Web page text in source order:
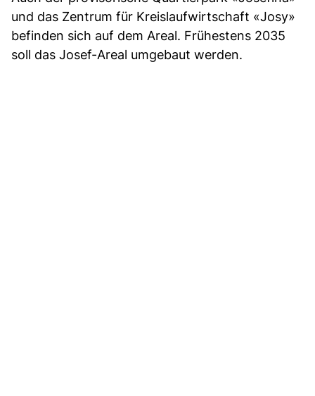
und das Zentrum für Kreislaufwirtschaft «Josy»
befinden sich auf dem Areal. Frühestens 2035
soll das Josef-Areal umgebaut werden.